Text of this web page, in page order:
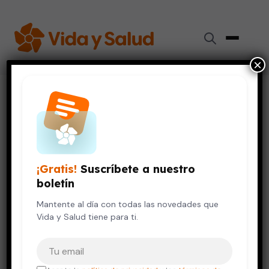
Videos de Salud
Las quemaduras: cómo evitarlas y cómo tratarlas
MASCOTASVIDA SALUDABLE
Las quemaduras: cómo
evitarlas y cómo tratarlas
21 de diciembre, 2011
¡Gratis! Suscríbete a nuestro
boletín
Mantente al día con todas las novedades que
Vida y Salud tiene para ti.
×